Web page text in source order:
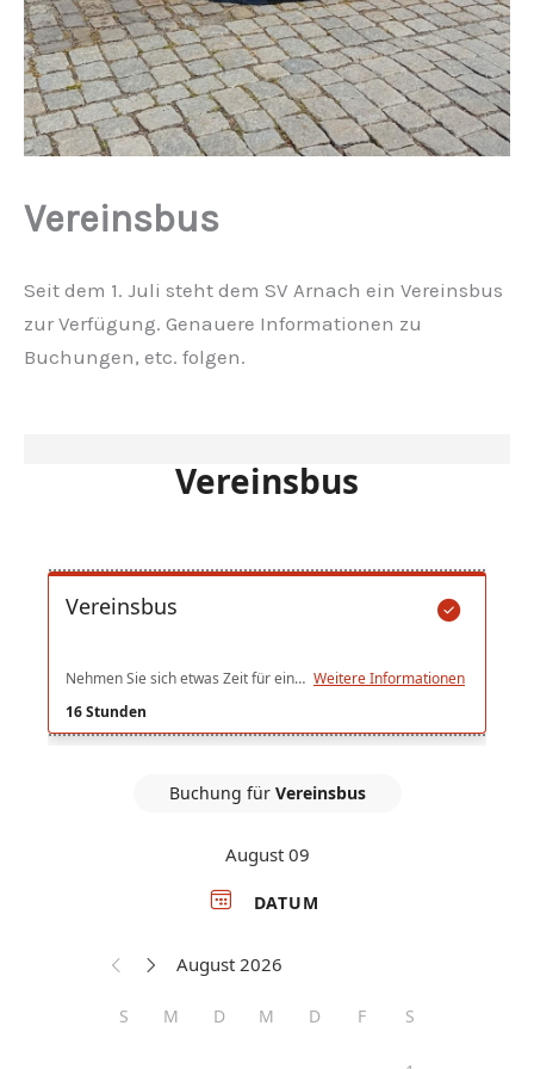
Vereinsbus
Seit dem 1. Juli steht dem SV Arnach ein Vereinsbus
zur Verfügung. Genauere Informationen zu
Buchungen, etc. folgen.